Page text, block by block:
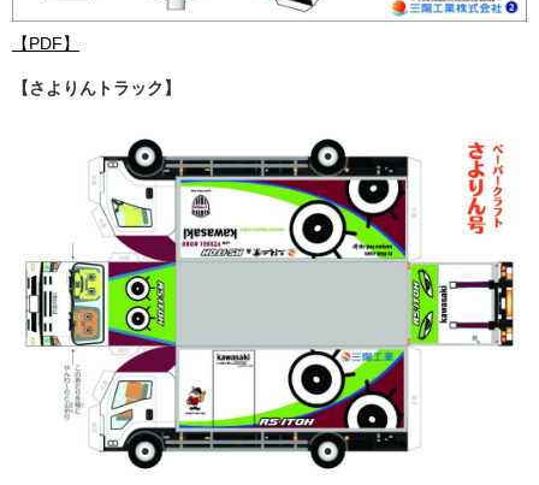
【PDF】
【さよりんトラック】